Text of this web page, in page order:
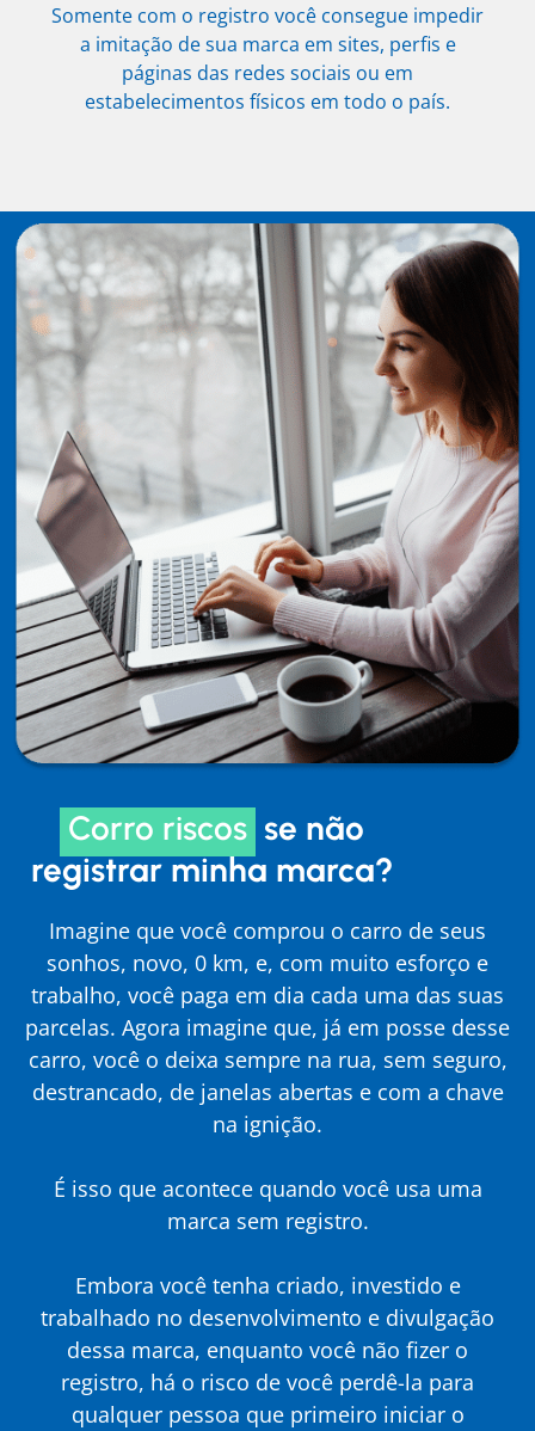
Somente com o registro você consegue impedir
a imitação de sua marca em sites, perfis e
páginas das redes sociais ou em
estabelecimentos físicos em todo o país.
Corro riscos se não
registrar minha marca?
Imagine que você comprou o carro de seus
sonhos, novo, 0 km, e, com muito esforço e
trabalho, você paga em dia cada uma das suas
parcelas. Agora imagine que, já em posse desse
carro, você o deixa sempre na rua, sem seguro,
destrancado, de janelas abertas e com a chave
na ignição.
É isso que acontece quando você usa uma
marca sem registro.
Embora você tenha criado, investido e
trabalhado no desenvolvimento e divulgação
dessa marca, enquanto você não fizer o
registro, há o risco de você perdê-la para
qualquer pessoa que primeiro iniciar o